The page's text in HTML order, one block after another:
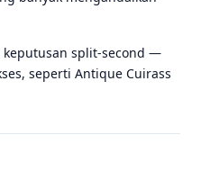
keputusan split-second —
seperti Antique Cuirass